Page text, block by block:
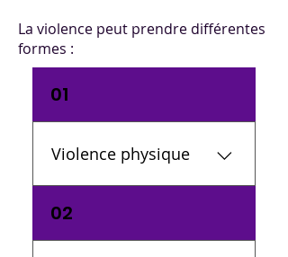
La violence peut prendre différentes
formes :
01
Violence physique
Lance ou détruit des
objets; Bouscule, frappe,
gifle, immobilise, etc.
02